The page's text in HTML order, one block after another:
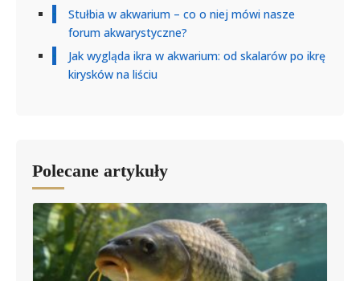
Stułbia w akwarium – co o niej mówi nasze
forum akwarystyczne?
Jak wygląda ikra w akwarium: od skalarów po ikrę
kirysków na liściu
Polecane artykuły